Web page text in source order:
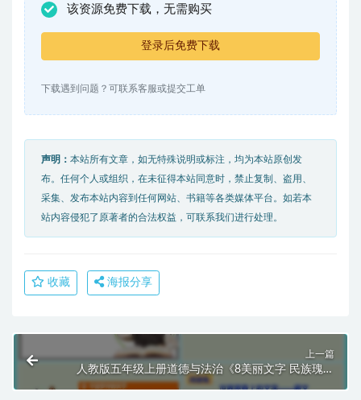
该资源免费下载，无需购买
登录后免费下载
下载遇到问题？可联系客服或提交工单
声明： 本站所有文章，如无特殊说明或标注，均为本站原创发
布。任何个人或组织，在未征得本站同意时，禁止复制、盗用、
采集、发布本站内容到任何网站、书籍等各类媒体平台。如若本
站内容侵犯了原著者的合法权益，可联系我们进行处理。
收藏 海报分享
上一篇
人教版五年级上册道德与法治《8美丽文字 民族瑰宝
第一课时》课件PPT模板